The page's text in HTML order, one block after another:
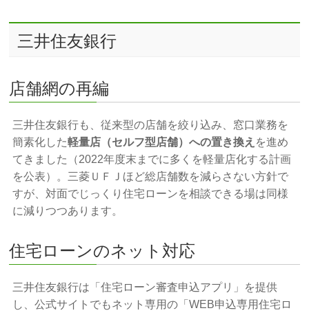
三井住友銀行
店舗網の再編
三井住友銀行も、従来型の店舗を絞り込み、窓口業務を
簡素化した軽量店（セルフ型店舗）への置き換え を進め
てきました（2022年度末までに多くを軽量店化する計画
を公表）。三菱ＵＦＪほど総店舗数を減らさない方針で
すが、対面でじっくり住宅ローンを相談できる場は同様
に減りつつあります。
住宅ローンのネット対応
三井住友銀行は「住宅ローン審査申込アプリ」を提供
し、公式サイトでもネット専用の「WEB申込専用住宅ロ